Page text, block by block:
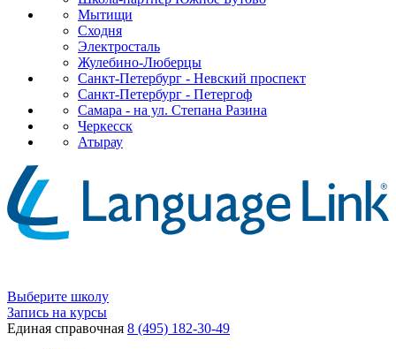
Мытищи
Сходня
Электросталь
Жулебино-Люберцы
Санкт-Петербург - Невский проспект
Санкт-Петербург - Петергоф
Самара - на ул. Степана Разина
Черкесск
Атырау
Выберите школу
Запись на курсы
Единая справочная 8 (495) 182-30-49